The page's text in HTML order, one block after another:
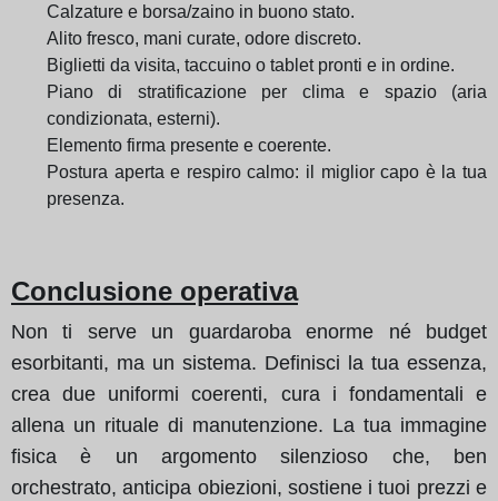
Calzature e borsa/zaino in buono stato.
Alito fresco, mani curate, odore discreto.
Biglietti da visita, taccuino o tablet pronti e in ordine.
Piano di stratificazione per clima e spazio (aria
condizionata, esterni).
Elemento firma presente e coerente.
Postura aperta e respiro calmo: il miglior capo è la tua
presenza.
Conclusione operativa
Non ti serve un guardaroba enorme né budget
esorbitanti, ma un sistema. Definisci la tua essenza,
crea due uniformi coerenti, cura i fondamentali e
allena un rituale di manutenzione. La tua immagine
fisica è un argomento silenzioso che, ben
orchestrato, anticipa obiezioni, sostiene i tuoi prezzi e